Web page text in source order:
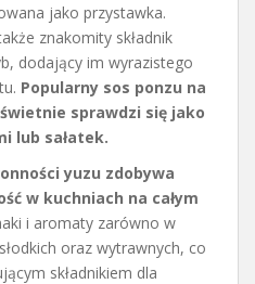
jako przystawka.
znakomity składnik
dodający im wyrazistego
Popularny sos ponzu na
sprawdzi się jako
lub sałatek.
yuzu zdobywa
w kuchniach na całym
i aromaty zarówno w
oraz wytrawnych, co
składnikiem dla